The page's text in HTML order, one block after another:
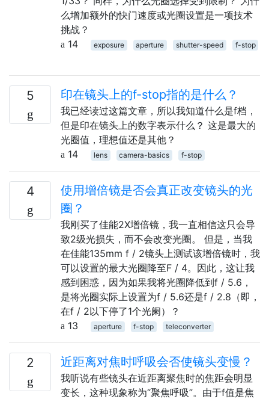
么增加额外的快门速度或光圈设置是一项技术
挑战？
14
exposure aperture shutter-speed f-stop
5 印在镜头上的f-stop指的是什么？
我已经读过这篇文章，所以我知道什么是f档，
但是印在镜头上的数字表示什么？ 这是最大的
光圈值，理想值还是其他？
14
lens camera-basics f-stop
4
使用增倍镜是否会真正改变镜头的光
圈？
我刚买了佳能2X增倍镜，我一直相信这只会导
致2级光损失，而不会改变光圈。 但是，当我
在佳能135mm f / 2镜头上测试该增倍镜时，我
可以设置的最大光圈降至F / 4。因此，这让我
感到困惑，因为如果我将光圈降低到f / 5.6，
是将光圈实际上设置为f / 5.6还是f / 2.8（即，
在f / 2以下停了1个光阑）？
13
aperture f-stop teleconverter
2 近距离对焦时呼吸会否使镜头变慢？
我听说有些镜头在近距离聚焦时的焦距会明显
变长，这种现象称为“聚焦呼吸”。由于f值是焦